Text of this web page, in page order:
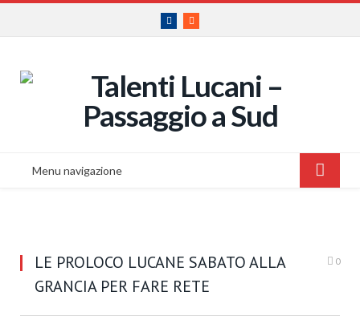
Facebook
RSS
Menu navigazione
LE PROLOCO LUCANE SABATO ALLA
GRANCIA PER FARE RETE
0